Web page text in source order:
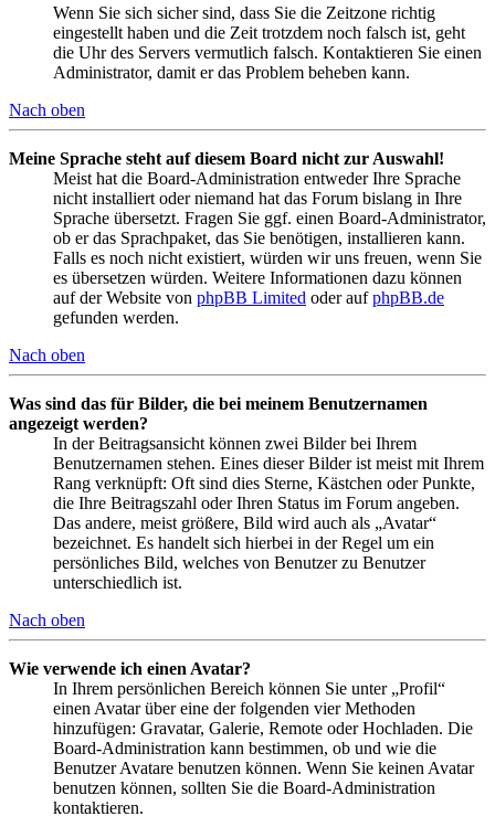
Wenn Sie sich sicher sind, dass Sie die Zeitzone richtig
eingestellt haben und die Zeit trotzdem noch falsch ist, geht
die Uhr des Servers vermutlich falsch. Kontaktieren Sie einen
Administrator, damit er das Problem beheben kann.
Nach oben
Meine Sprache steht auf diesem Board nicht zur Auswahl!
Meist hat die Board-Administration entweder Ihre Sprache
nicht installiert oder niemand hat das Forum bislang in Ihre
Sprache übersetzt. Fragen Sie ggf. einen Board-Administrator,
ob er das Sprachpaket, das Sie benötigen, installieren kann.
Falls es noch nicht existiert, würden wir uns freuen, wenn Sie
es übersetzen würden. Weitere Informationen dazu können
auf der Website von phpBB Limited oder aufphpBB.de
gefunden werden.
Nach oben
Was sind das für Bilder, die bei meinem Benutzernamen
angezeigt werden?
In der Beitragsansicht können zwei Bilder bei Ihrem
Benutzernamen stehen. Eines dieser Bilder ist meist mit Ihrem
Rang verknüpft: Oft sind dies Sterne, Kästchen oder Punkte,
die Ihre Beitragszahl oder Ihren Status im Forum angeben.
Das andere, meist größere, Bild wird auch als „Avatar“
bezeichnet. Es handelt sich hierbei in der Regel um ein
persönliches Bild, welches von Benutzer zu Benutzer
unterschiedlich ist.
Nach oben
Wie verwende ich einen Avatar?
In Ihrem persönlichen Bereich können Sie unter „Profil“
einen Avatar über eine der folgenden vier Methoden
hinzufügen: Gravatar, Galerie, Remote oder Hochladen. Die
Board-Administration kann bestimmen, ob und wie die
Benutzer Avatare benutzen können. Wenn Sie keinen Avatar
benutzen können, sollten Sie die Board-Administration
kontaktieren.